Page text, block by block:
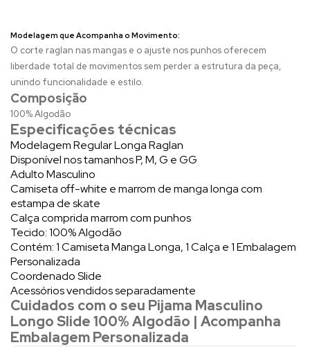
Modelagem que Acompanha o Movimento:
O corte raglan nas mangas e o ajuste nos punhos oferecem
liberdade total de movimentos sem perder a estrutura da peça,
unindo funcionalidade e estilo.
Composição
100% Algodão
Especificações técnicas
Modelagem Regular Longa Raglan
Disponível nos tamanhos P, M, G e GG
Adulto Masculino
Camiseta off-white e marrom de manga longa com
estampa de skate
Calça comprida marrom com punhos
Tecido: 100% Algodão
Contém: 1 Camiseta Manga Longa, 1 Calça e 1 Embalagem
Personalizada
Coordenado Slide
Acessórios vendidos separadamente
Cuidados com o seu Pijama Masculino
Longo Slide 100% Algodão | Acompanha
Embalagem Personalizada